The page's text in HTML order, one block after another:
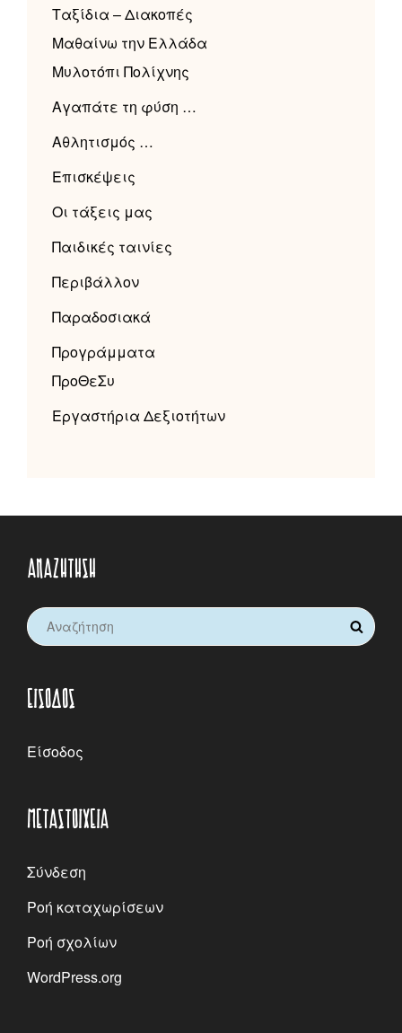
Ταξίδια – Διακοπές
Μαθαίνω την Ελλάδα
Μυλοτόπι Πολίχνης
Αγαπάτε τη φύση …
Αθλητισμός …
Επισκέψεις
Οι τάξεις μας
Παιδικές ταινίες
Περιβάλλον
Παραδοσιακά
Προγράμματα
ΠροΘεΣυ
Εργαστήρια Δεξιοτήτων
ΑΝΑΖΉΤΗΣΗ
Search
for:
SEARCH
ΕΊΣΟΔΟΣ
Είσοδος
ΜΕΤΑΣΤΟΙΧΕΊΑ
Σύνδεση
Ροή καταχωρίσεων
Ροή σχολίων
WordPress.org